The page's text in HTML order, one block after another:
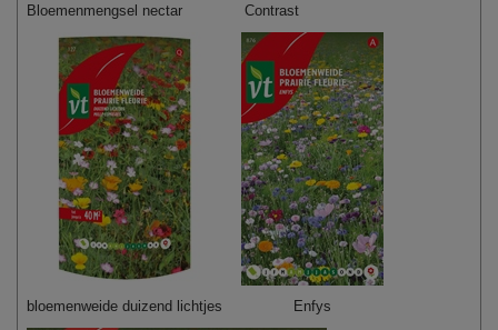
Bloemenmengsel nectar Contrast
bloemenweide duizend lichtjes Enfys